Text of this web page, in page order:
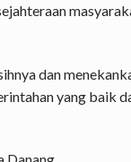
dan
yang baik